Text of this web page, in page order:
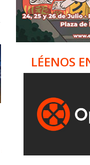
LÉENOS